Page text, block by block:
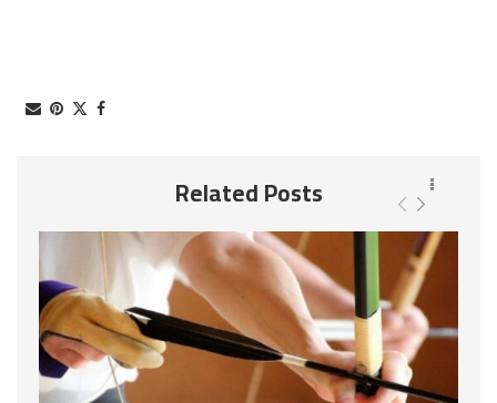
Related Posts